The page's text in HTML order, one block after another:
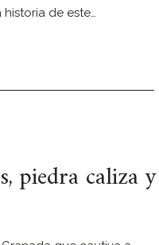
de este…
piedra caliza y